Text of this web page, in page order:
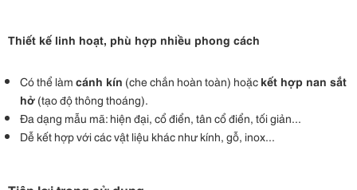
Thiết kế linh hoạt, phù hợp nhiều phong cách
Có thể làm cánh kín (che chắn hoàn toàn) hoặc kết hợp nan sắt
hở (tạo độ thông thoáng).
Đa dạng mẫu mã: hiện đại, cổ điển, tân cổ điển, tối giản...
Dễ kết hợp với các vật liệu khác như kính, gỗ, inox...